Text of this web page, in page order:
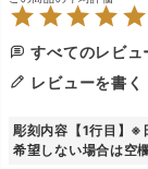
すべてのレビュ
レビューを書く
彫刻内容【1行目】※
希望しない場合は空